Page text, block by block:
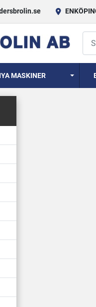
NYA MASKINER